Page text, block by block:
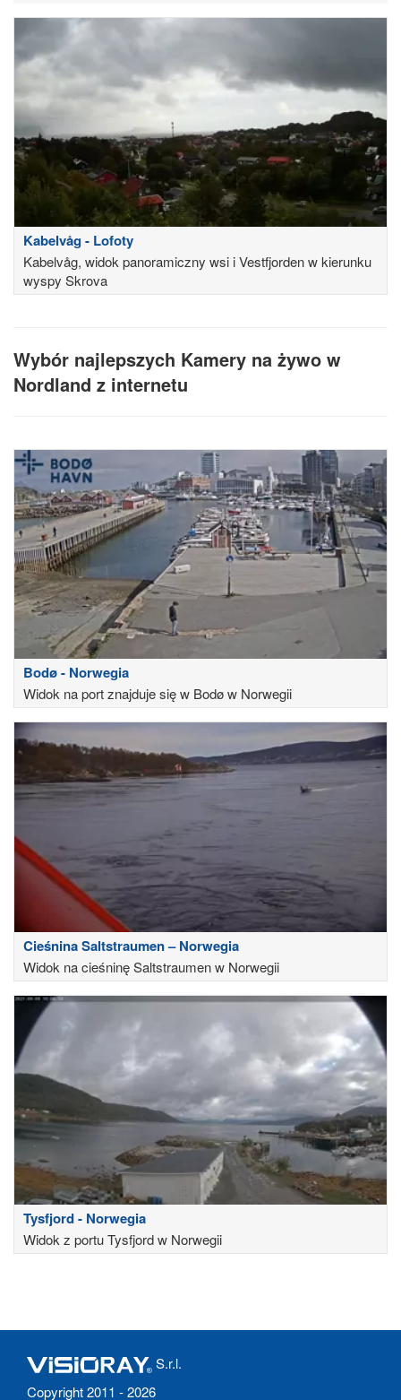
Kabelvåg - Lofoty
Kabelvåg, widok panoramiczny wsi i Vestfjorden w kierunku
wyspy Skrova
Wybór najlepszych Kamery na żywo w
Nordland z internetu
Bodø - Norwegia
Widok na port znajduje się w Bodø w Norwegii
Cieśnina Saltstraumen – Norwegia
Widok na cieśninę Saltstraumen w Norwegii
Tysfjord - Norwegia
Widok z portu Tysfjord w Norwegii
S.r.l.
Copyright 2011 - 2026